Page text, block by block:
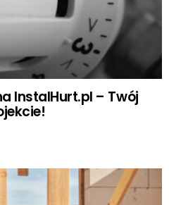
InstalHurt.pl – Twój